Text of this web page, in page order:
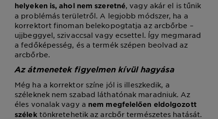
helyeken is, ahol nem szeretné, vagy akár el is tűnik
a problémás területről. A legjobb módszer, ha a
korrektort finoman belekopogtatja az arcbőrbe –
ujjbeggyel, szivaccsal vagy ecsettel. Így megmarad
a fedőképesség, és a termék szépen beolvad az
arcbőrbe.
Az átmenetek figyelmen kívül hagyása
Még ha a korrektor színe jól is illeszkedik, a
széleknek nem szabad láthatónak maradniuk. Az
éles vonalak vagy a nem megfelelően eldolgozott
szélek tönkretehetik az arcbőr természetes hatását.